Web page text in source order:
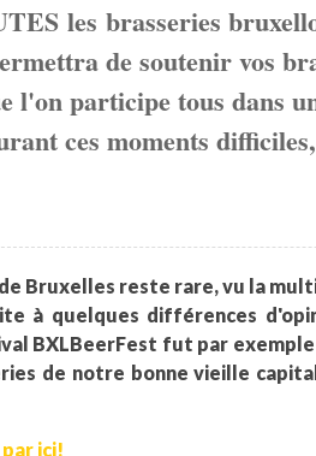
lesbrasseries
de soutenir vos
l'on participe tous dans
ces moments
Bruxelles reste rare, vu la
à quelques différences
BXLBeerFest fut par
de notre bonne vieille
ici!